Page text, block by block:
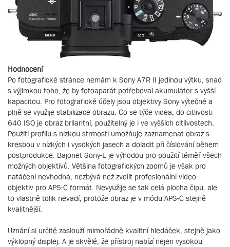
Hodnocení
Po fotografické stránce nemám k Sony A7R II jedinou výtku, snad
s výjimkou toho, že by fotoaparát potřeboval akumulátor s vyšší
kapacitou. Pro fotografické účely jsou objektivy Sony výtečné a
plně se využije stabilizace obrazu. Co se týče videa, do citlivosti
640 ISO je obraz brilantní, použitelný je i ve vyšších citlivostech.
Použití profilu s nízkou strmostí umožňuje zaznamenat obraz s
kresbou v nízkých i vysokých jasech a doladit při číslování během
postprodukce. Bajonet Sony-E je výhodou pro použití téměř všech
možných objektivů. Většina fotografických zoomů je však pro
natáčení nevhodná, nezbývá než zvolit profesionální video
objektiv pro APS-C formát. Nevyužije se tak celá plocha čipu, ale
to vlastně tolik nevadí, protože obraz je v módu APS-C stejně
kvalitnější.
Uznání si určitě zaslouží mimořádně kvalitní hledáček, stejně jako
výklopný displej. A je skvělé, že přístroj nabízí nejen vysokou